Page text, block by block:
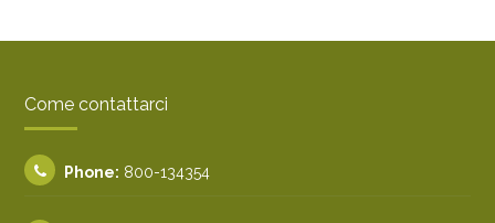
Come contattarci
Phone: 800-134354